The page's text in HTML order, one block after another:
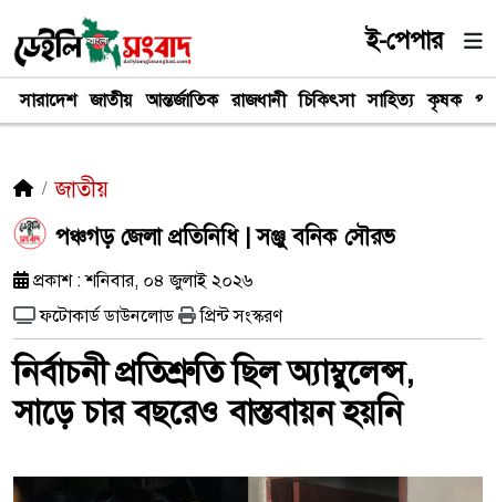
ই-পেপার
সারাদেশ জাতীয় আন্তর্জাতিক রাজধানী চিকিৎসা সাহিত্য কৃষক
জাতীয়
পঞ্চগড় জেলা প্রতিনিধি | সঞ্জু বনিক সৌরভ
প্রকাশ : শনিবার, ০৪ জুলাই ২০২৬
ফটোকার্ড ডাউনলোড
প্রিন্ট সংস্করণ
নির্বাচনী প্রতিশ্রুতি ছিল অ্যাম্বুলেন্স,
সাড়ে চার বছরেও বাস্তবায়ন হয়নি